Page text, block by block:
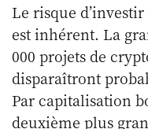
Le risque
est inhérent. La
000 projets de
disparaîtront
Par capitalisation
deuxième plus